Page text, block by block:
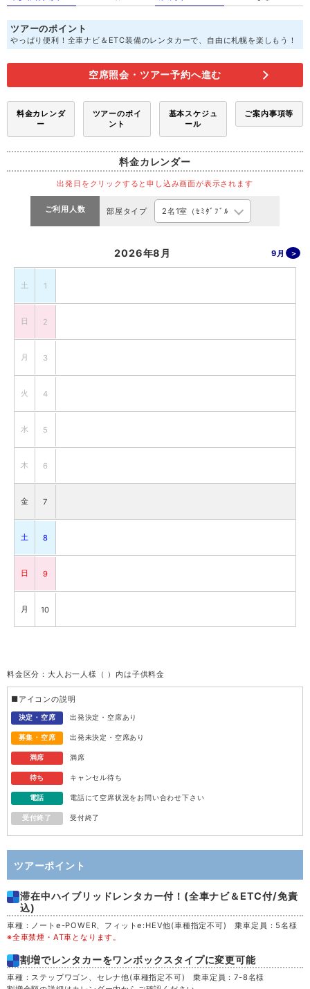
ツアーのポイント
やっぱり便利！全車ナビ＆ETC装備のレンタカーで、自由に札幌を楽しもう！
空席照会・ツアー予約へ進む
料金カレンダ
ー
ツアーのポイ
ント
基本スケジュ
ール
ご案内事項等
料金カレンダー
出発日をクリックすると申し込み画面が表示されます
ご利用人数 部屋タイプ
2026年8月 9月
土 1
日 2
月 3
火 4
水 5
木 6
金 7
土 8
日 9
月 10
12
木 13
金 14
日 16
月 17
火 18
水 19
木 20
料金区分：大人お一人様（ ）内は子供料金
■アイコンの説明
決定・空席 出発決定・空席あり
募集・空席 出発未決定・空席あり
満席 満席
待ち キャンセル待ち
電話 電話にて空席状況をお問い合わせ下さい
受付終了 受付終了
ツアーポイント
滞在中ハイブリッドレンタカー付！(全車ナビ＆ETC付/免責
込)
車種：ノートe-POWER、フィットe:HEV他(車種指定不可) 乗車定員：5名様
※全車禁煙・AT車となります。
割増でレンタカーをワンボックスタイプに変更可能
車種：ステップワゴン、セレナ他(車種指定不可) 乗車定員：7-8名様